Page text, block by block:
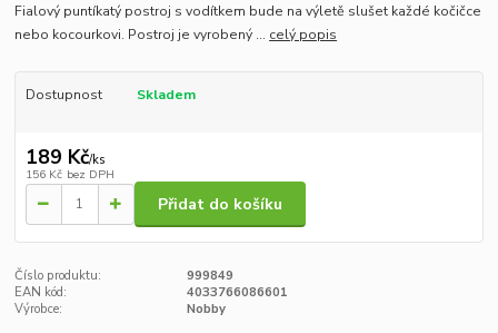
Fialový puntíkatý postroj s vodítkem bude na výletě slušet každé kočičce
nebo kocourkovi. Postroj je vyrobený ... celý popis
Dostupnost Skladem
189 Kč/ks
156 Kč bez DPH
Přidat do košíku
Číslo produktu:
999849
EAN kód:
4033766086601
Výrobce:
Nobby